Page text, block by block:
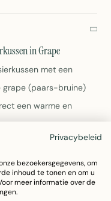
in Grape
met een
grape (paars-bruine)
een warme en
Privacybeleid
bezoekersgegevens, om
inhoud te tonen en om u
meer informatie over de